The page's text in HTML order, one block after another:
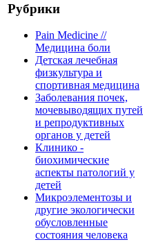
Рубрики
Pain Medicine //
Медицина боли
Детская лечебная
физкультура и
спортивная медицина
Заболевания почек,
мочевыводящих путей
и репродуктивных
органов у детей
Клинико -
биохимические
аспекты патологий у
детей
Микроэлементозы и
другие экологически
обусловленные
состояния человека